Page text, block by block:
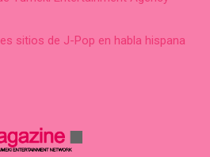
sitios de J-Pop en habla hispana